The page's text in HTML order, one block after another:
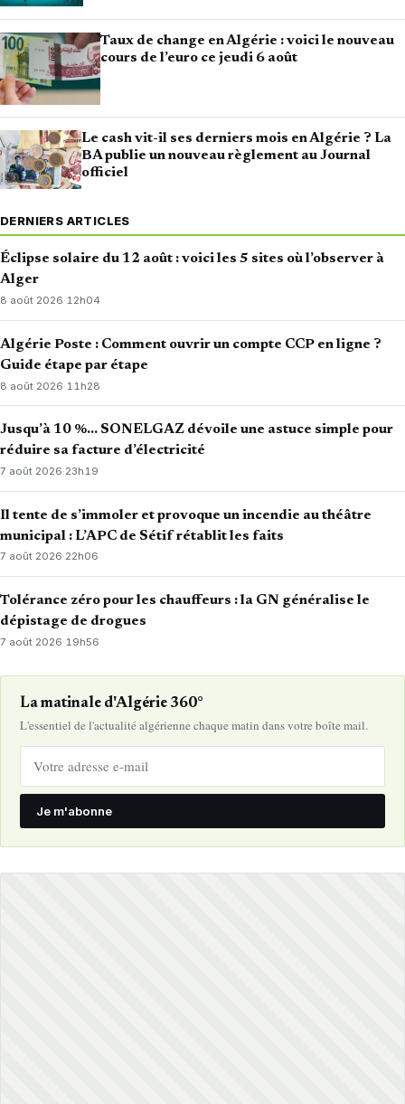
Taux de change en Algérie : voici le nouveau
cours de l’euro ce jeudi 6 août
Le cash vit-il ses derniers mois en Algérie ? La
BA publie un nouveau règlement au Journal
officiel
DERNIERS ARTICLES
Éclipse solaire du 12 août : voici les 5 sites où l’observer à
Alger
8 août 2026·12h04
Algérie Poste : Comment ouvrir un compte CCP en ligne ?
Guide étape par étape
8 août 2026· 11h28
Jusqu’à 10 %… SONELGAZ dévoile une astuce simple pour
réduire sa facture d’électricité
7 août 2026·23h19
Il tente de s’immoler et provoque un incendie au théâtre
municipal : L’APC de Sétif rétablit les faits
7 août 2026·22h06
Tolérance zéro pour les chauffeurs : la GN généralise le
dépistage de drogues
7 août 2026·19h56
La matinale d'Algérie 360°
L'essentiel de l'actualité algérienne chaque matin dans votre boîte mail.
Je m'abonne